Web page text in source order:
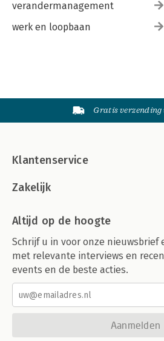
verandermanagement
werk en loopbaan
Gratis
Klantenservice
Zakelijk
Altijd op de hoogte
Schrijf u in voor onze
met relevante interviews en
events en de beste acties.
Aanmelden